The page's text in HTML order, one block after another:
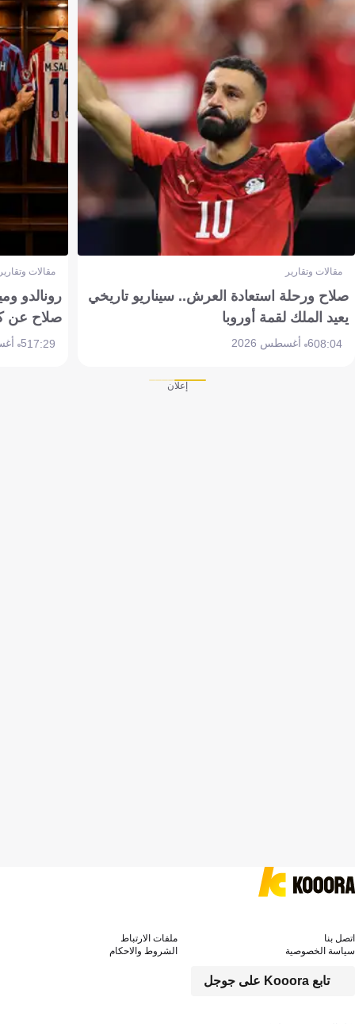
مقالات وتقارير
صلاح ورحلة استعادة العرش.. سيناريو تاريخي
يعيد الملك لقمة أوروبا
08:046 أغسطس 2026
مقالات
رونالدو
صلاح عن
17:295 أغسطس 2026
إعلان
تابع Kooora على جوجل
اتصل بنا
ملفات الارتباط
سياسة الخصوصية
الشروط والاحكام